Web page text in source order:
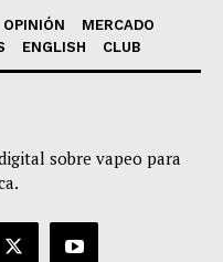
OPINIÓN
MERCADO
ENGLISH CLUB
sobre vapeo para